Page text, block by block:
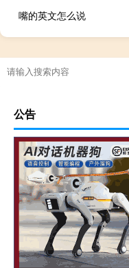
嘴的英文怎么说
公告